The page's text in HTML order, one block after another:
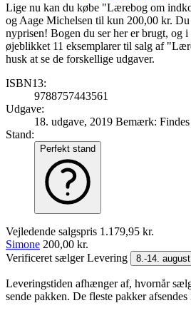
Lige nu kan du købe "Lærebog om
og Aage Michelsen til kun 200,00 kr. Du
nyprisen! Bogen du ser her er brugt, og
øjeblikket 11 eksemplarer til salg af
husk at se de forskellige udgaver.
ISBN13:
9788757443561
Udgave:
18. udgave, 2019 Bemærk:
Stand:
Perfekt stand
Vejledende salgspris 1.179,95 kr.
Simone 200,00 kr.
Verificeret sælgerLevering 8.-14. august
Leveringstiden afhænger af, hvornår
sende pakken. De fleste pakker